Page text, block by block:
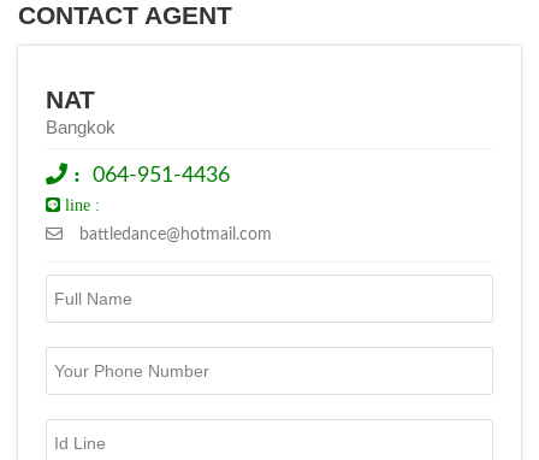
CONTACT AGENT
NAT
Bangkok
: 064-951-4436
line :
battledance@hotmail.com